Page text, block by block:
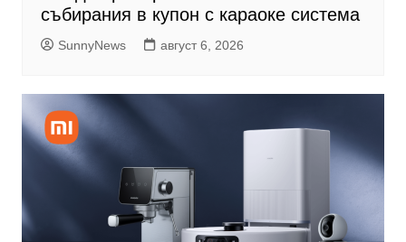
събирания в купон с караоке система
SunnyNews август 6, 2026